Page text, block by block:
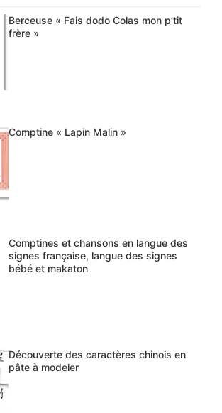
Berceuse « Fais dodo Colas mon p’tit
frère »
Comptine « Lapin Malin »
Comptines et chansons en langue des
signes française, langue des signes
bébé et makaton
Découverte des caractères chinois en
pâte à modeler